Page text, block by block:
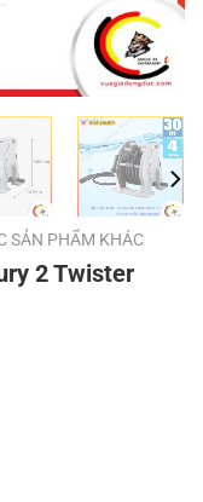
SẢN PHẨM KHÁC
2 Twister
– RT330CG 30m số